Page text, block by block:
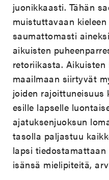
juonikkaasti. Tähän
muistuttavaan
saumattomasti
aikuisten
retoriikasta. Aikuisten
maailmaan siirtyvät
joiden rajoittuneisuus
esille lapselle
ajatuksenjuoksun
tasolla paljastuu
lapsi
isänsä mielipiteitä,